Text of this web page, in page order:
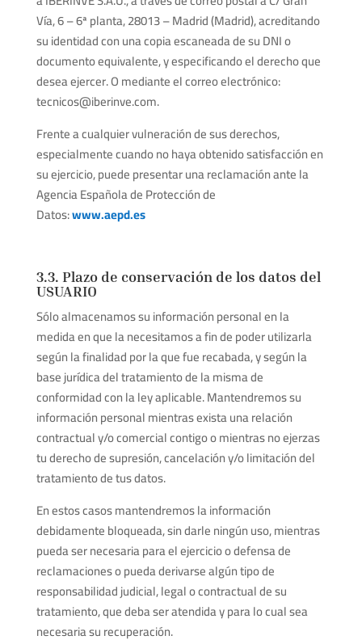
Vía, 6 – 6ª planta, 28013 – Madrid (Madrid), acreditando
su identidad con una copia escaneada de su DNI o
documento equivalente, y especificando el derecho que
desea ejercer. O mediante el correo electrónico:
tecnicos@iberinve.com.
Frente a cualquier vulneración de sus derechos,
especialmente cuando no haya obtenido satisfacción en
su ejercicio, puede presentar una reclamación ante la
Agencia Española de Protección de
Datos:www.aepd.es
3.3. Plazo de conservación de los datos del
USUARIO
Sólo almacenamos su información personal en la
medida en que la necesitamos a fin de poder utilizarla
según la finalidad por la que fue recabada, y según la
base jurídica del tratamiento de la misma de
conformidad con la ley aplicable. Mantendremos su
información personal mientras exista una relación
contractual y/o comercial contigo o mientras no ejerzas
tu derecho de supresión, cancelación y/o limitación del
tratamiento de tus datos.
En estos casos mantendremos la información
debidamente bloqueada, sin darle ningún uso, mientras
pueda ser necesaria para el ejercicio o defensa de
reclamaciones o pueda derivarse algún tipo de
responsabilidad judicial, legal o contractual de su
tratamiento, que deba ser atendida y para lo cual sea
necesaria su recuperación.